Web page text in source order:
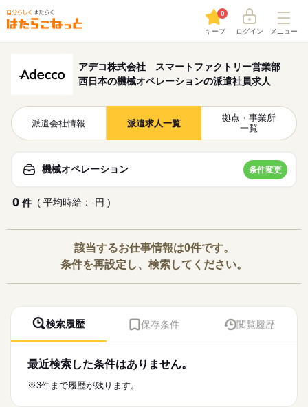
キープ
0
ログイン メニュー
アデコ株式会社 スマートファクトリー営業部
西日本の機械オペレーションの派遣社員求人
派遣会社情報 派遣求人一覧
拠点・事業所
一覧
機械オペレーション 条件変更
0 件 ( 平均時給：-円 )
該当するお仕事情報は0件です。
条件を再設定し、検索してください。
検索履歴 保存条件 閲覧履歴
最近検索した条件はありません。
※3件まで履歴が残ります。